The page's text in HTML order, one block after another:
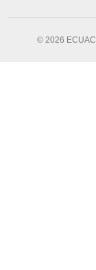
© 2026